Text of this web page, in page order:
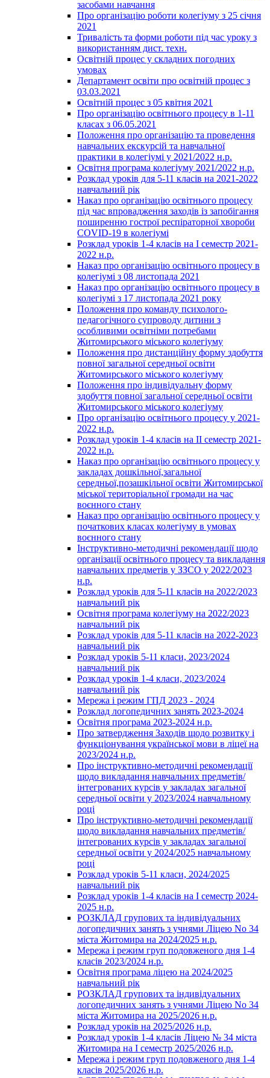
засобами навчання
Про організацію роботи колегіуму з 25 січня
2021
Тривалість та форми роботи під час уроку з
використанням дист. техн.
Освітній процес у складних погодних
умовах
Департамент освіти про освітній процес з
03.03.2021
Освітній процес з 05 квітня 2021
Про організацію освітнього процесу в 1-11
класах з 06.05.2021
Положення про організацію та проведення
навчальних екскурсій та навчальної
практики в колегіумі у 2021/2022 н.р.
Освітня програма колегіуму 2021/2022 н.р.
Розклад уроків для 5-11 класів на 2021-2022
навчальний рік
Наказ про організацію освітнього процесу
під час впровадження заходів із запобігання
поширенню гострої респіраторної хвороби
COVID-19 в колегіумі
Розклад уроків 1-4 класів на І семестр 2021-
2022 н.р.
Наказ про організацію освітнього процесу в
колегіумі з 08 листопада 2021
Наказ про організацію освітнього процесу в
колегіумі з 17 листопада 2021 року
Положення про команду психолого-
педагогічного супроводу дитини з
особливими освітніми потребами
Житомирського міського колегіуму
Положення про дистанційну форму здобуття
повної загальної середньої освіти
Житомирського міського колегіуму
Положення про індивідуальну форму
здобуття повної загальної середньої освіти
Житомирського міського колегіуму
Про організацію освітнього процесу у 2021-
2022 н.р.
Розклад уроків 1-4 класів на ІІ семестр 2021-
2022 н.р.
Наказ про організацію освітнього процесу у
закладах дошкільної,загальної
середньої,позашкільної освіти Житомирської
міської територіальної громади на час
воєнного стану
Наказ про організацію освітнього процесу у
початкових класах колегіуму в умовах
воєнного стану
Інструктивно-методичні рекомендації щодо
організації освітнього процесу та викладання
навчальних предметів у ЗЗСО у 2022/2023
н.р.
Розклад уроків для 5-11 класів на 2022/2023
навчальний рік
Освітня програма колегіуму на 2022/2023
навчальний рік
Розклад уроків для 5-11 класів на 2022-2023
навчальний рік
Розклад уроків 5-11 класи, 2023/2024
навчальний рік
Розклад уроків 1-4 класи, 2023/2024
навчальний рік
Мережа і режим ГПД 2023 - 2024
Розклад логопедичних занять 2023-2024
Освітня програма 2023-2024 н.р.
Про затвердження Заходів щодо розвитку і
функціонування української мови в ліцеї на
2023/2024 н.р.
Про інструктивно-методичні рекомендації
щодо викладання навчальних предметів/
інтегрованих курсів у закладах загальної
середньої освіти у 2023/2024 навчальному
році
Про інструктивно-методичні рекомендації
щодо викладання навчальних предметів/
інтегрованих курсів у закладах загальної
середньої освіти у 2024/2025 навчальному
році
Розклад уроків 5-11 класи, 2024/2025
навчальний рік
Розклад уроків 1-4 класів на І семестр 2024-
2025 н.р.
РОЗКЛАД групових та індивідуальних
логопедичних занять з учнями Ліцею No 34
міста Житомира на 2024/2025 н.р.
Мережа і режим груп подовженого дня 1-4
класів 2023/2024 н.р.
Освітня програма ліцею на 2024/2025
навчальний рік
РОЗКЛАД групових та індивідуальних
логопедичних занять з учнями Ліцею No 34
міста Житомира на 2025/2026 н.р.
Розклад уроків на 2025/2026 н.р.
Розклад уроків 1-4 класів Ліцею № 34 міста
Житомира на І семестр 2025/2026 н.р.
Мережа і режим груп подовженого дня 1-4
класів 2025/2026 н.р.